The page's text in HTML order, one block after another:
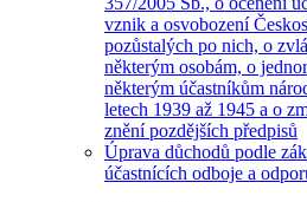
vznik a osvobození
pozůstalých po nich, o
některým osobám, o
některým účastníkům
letech 1939 až 1945 a o
znění pozdějších předpisů
Úprava důchodů podle
účastnících odboje a